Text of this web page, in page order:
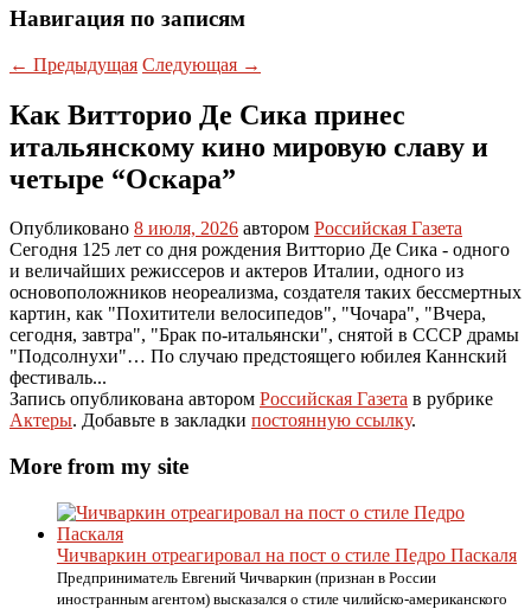
Навигация по записям
← Предыдущая Следующая →
Как Витторио Де Сика принес
итальянскому кино мировую славу и
четыре “Оскара”
Опубликовано 8 июля, 2026 автором Российская Газета
Сегодня 125 лет со дня рождения Витторио Де Сика - одного
и величайших режиссеров и актеров Италии, одного из
основоположников неореализма, создателя таких бессмертных
картин, как "Похитители велосипедов", "Чочара", "Вчера,
сегодня, завтра", "Брак по-итальянски", снятой в СССР драмы
"Подсолнухи"… По случаю предстоящего юбилея Каннский
фестиваль...
Запись опубликована автором Российская Газета в рубрике
Актеры. Добавьте в закладки постоянную ссылку.
More from my site
Чичваркин отреагировал на пост о стиле Педро Паскаля
Предприниматель Евгений Чичваркин (признан в России
иностранным агентом) высказался о стиле чилийско-американского